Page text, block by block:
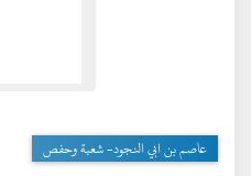
عاصم بن ابي النجود- شعبة وحفص